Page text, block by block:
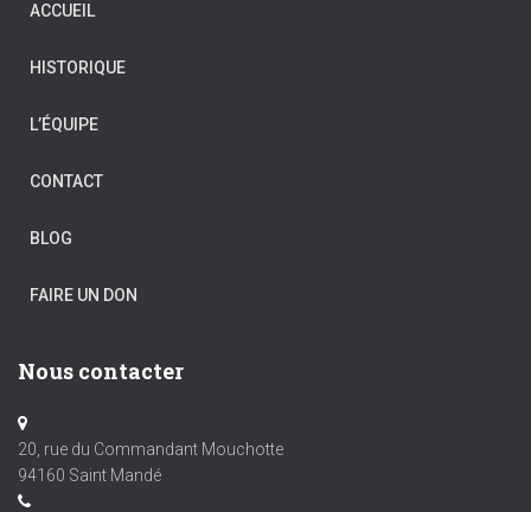
ACCUEIL
HISTORIQUE
L’ÉQUIPE
CONTACT
BLOG
FAIRE UN DON
Nous contacter
20, rue du Commandant Mouchotte
94160 Saint Mandé